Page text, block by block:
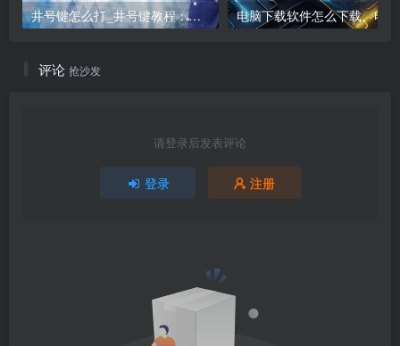
井号键怎么打_井号键教程：打出#的方法
评论 抢沙发
请登录后发表评论
登录 注册